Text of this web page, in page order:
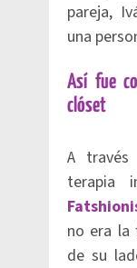
pareja,
una
Así fue
clóset
A
terapia
no era la
de su